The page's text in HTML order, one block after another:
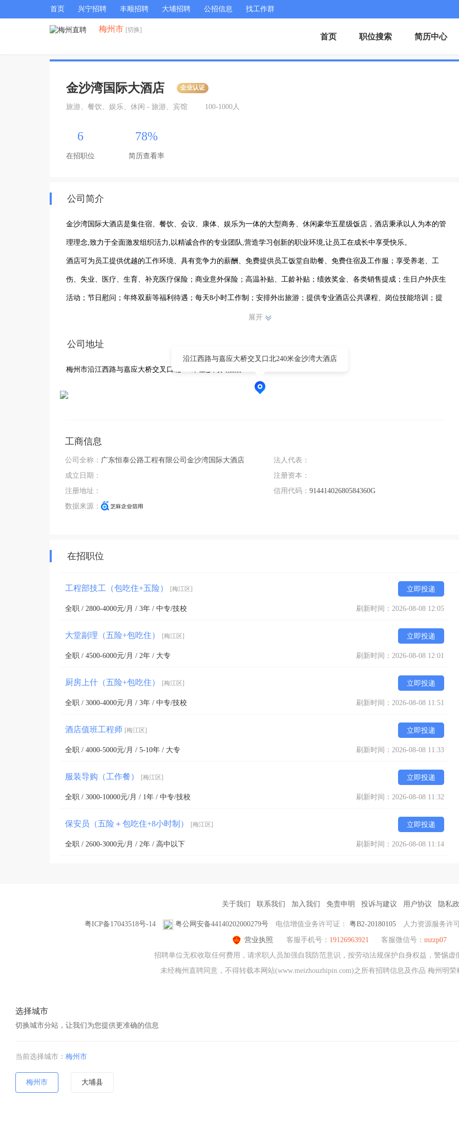
首页 兴宁招聘 丰顺招聘 大埔招聘 公招信息 找工作群
梅州市 [切换]
首页 职位搜索 简历中心
金沙湾国际大酒店 企业认证
旅游、餐饮、娱乐、休闲 - 旅游、宾馆 100-1000人
6
在招职位
78%
简历查看率
公司简介
金沙湾国际大酒店是集住宿、餐饮、会议、康体、娱乐为一体的大型商务、休闲豪华五星级饭店，酒店秉承以人为本的管
理理念,致力于全面激发组织活力,以精诚合作的专业团队,营造学习创新的职业环境,让员工在成长中享受快乐。
酒店可为员工提供优越的工作环境、具有竞争力的薪酬、免费提供员工饭堂自助餐、免费住宿及工作服；享受养老、工
伤、失业、医疗、生育、补充医疗保险；商业意外保险；高温补贴、工龄补贴；绩效奖金、各类销售提成；生日户外庆生
活动；节日慰问；年终双薪等福利待遇；每天8小时工作制；安排外出旅游；提供专业酒店公共课程、岗位技能培训；提
供广阔的职业发展空间：每位员工均有参加内部选拨、晋升机会-今天的服务员，明天的管理者。
展开
公司地址
梅州市沿江西路与嘉应大桥交叉口北240米金沙湾大酒店
沿江西路与嘉应大桥交叉口北240米金沙湾大酒店
工商信息
公司全称： 广东恒泰公路工程有限公司金沙湾国际大酒店
成立日期：
注册地址：
数据来源：
法人代表：
注册资本：
信用代码： 91441402680584360G
在招职位
工程部技工（包吃住+五险） [梅江区] 立即投递
全职 / 2800-4000元/月 / 3年 / 中专/技校 刷新时间：2026-08-08 12:05
大堂副理（五险+包吃住） [梅江区] 立即投递
全职 / 4500-6000元/月 / 2年 / 大专 刷新时间：2026-08-08 12:01
厨房上什（五险+包吃住） [梅江区] 立即投递
全职 / 3000-4000元/月 / 3年 / 中专/技校 刷新时间：2026-08-08 11:51
酒店值班工程师 [梅江区] 立即投递
全职 / 4000-5000元/月 / 5-10年 / 大专 刷新时间：2026-08-08 11:33
服装导购（工作餐） [梅江区] 立即投递
全职 / 3000-10000元/月 / 1年 / 中专/技校 刷新时间：2026-08-08 11:32
保安员（五险＋包吃住+8小时制） [梅江区] 立即投递
全职 / 2600-3000元/月 / 2年 / 高中以下 刷新时间：2026-08-08 11:14
关于我们 联系我们 加入我们 免责申明 投诉与建议 用户协议 隐私
粤ICP备17043518号-14 粤公网安备44140202000279号 电信增值业务许可证： 粤B2-20180105 人力资源服务许
营业执照 客服手机号： 19126963921 客服微信号： mzzp07
招聘单位无权收取任何费用，请求职人员加强自我防范意识，按劳动法规保护自身权益，警惕虚
未经梅州直聘同意，不得转载本网站(www.meizhouzhipin.com)之所有招聘信息及作品 梅州明
选择城市
切换城市分站，让我们为您提供更准确的信息
当前选择城市： 梅州市
梅州市 大埔县